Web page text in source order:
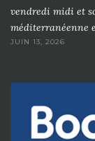
vendredi midi et
méditerranéenne
JUIN 13, 2026